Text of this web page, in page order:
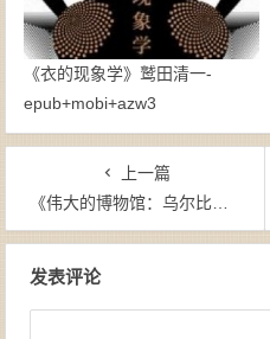
《衣的现象学》鹫田清一-
epub+mobi+azw3
上一篇
《伟大的博物馆：乌尔比诺马尔凯国家美术馆》罗伦查·莫基·奥诺里（作者）-epub+mobi
发表评论